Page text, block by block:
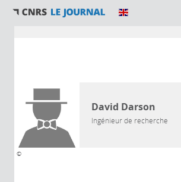
AUTEUR
©
David Darson
Ingénieur de recherche